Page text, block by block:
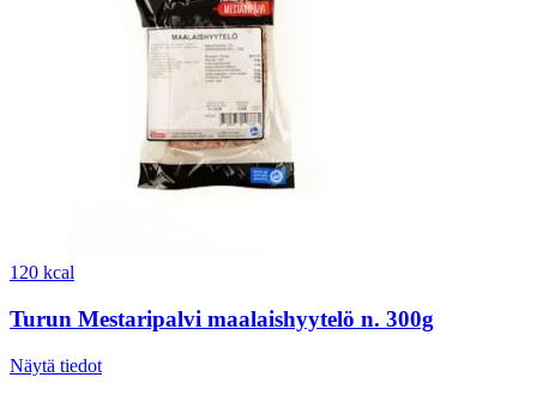
120 kcal
Turun Mestaripalvi maalaishyytelö n. 300g
Näytä tiedot